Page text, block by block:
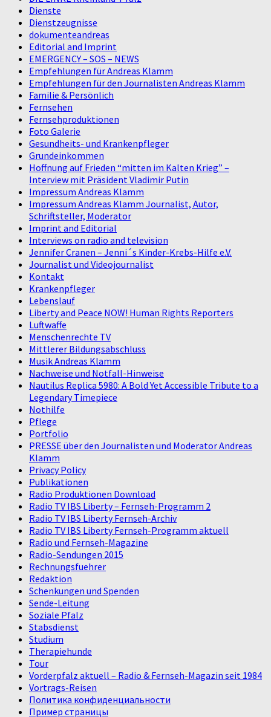
Dienste
Dienstzeugnisse
dokumenteandreas
Editorial and Imprint
EMERGENCY – SOS – NEWS
Empfehlungen für Andreas Klamm
Empfehlungen für den Journalisten Andreas Klamm
Familie & Persönlich
Fernsehen
Fernsehproduktionen
Foto Galerie
Gesundheits- und Krankenpfleger
Grundeinkommen
Hoffnung auf Frieden “mitten im Kalten Krieg” –
Interview mit Präsident Vladimir Putin
Impressum Andreas Klamm
Impressum Andreas Klamm Journalist, Autor,
Schriftsteller, Moderator
Imprint and Editorial
Interviews on radio and television
Jennifer Cranen – Jenni´s Kinder-Krebs-Hilfe e.V.
Journalist und Videojournalist
Kontakt
Krankenpfleger
Lebenslauf
Liberty and Peace NOW! Human Rights Reporters
Luftwaffe
Menschenrechte TV
Mittlerer Bildungsabschluss
Musik Andreas Klamm
Nachweise und Notfall-Hinweise
Nautilus Replica 5980: A Bold Yet Accessible Tribute to a
Legendary Timepiece
Nothilfe
Pflege
Portfolio
PRESSE über den Journalisten und Moderator Andreas
Klamm
Privacy Policy
Publikationen
Radio Produktionen Download
Radio TV IBS Liberty – Fernseh-Programm 2
Radio TV IBS Liberty Fernseh-Archiv
Radio TV IBS Liberty Fernseh-Programm aktuell
Radio und Fernseh-Magazine
Radio-Sendungen 2015
Rechnungsfuehrer
Redaktion
Schenkungen und Spenden
Sende-Leitung
Soziale Pfalz
Stabsdienst
Studium
Therapiehunde
Tour
Vorderpfalz aktuell – Radio & Fernseh-Magazin seit 1984
Vortrags-Reisen
Политика конфиденциальности
Пример страницы